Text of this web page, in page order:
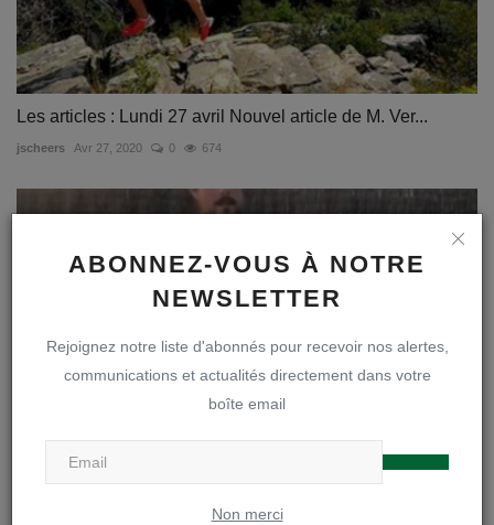
ABONNEZ-VOUS À NOTRE
NEWSLETTER
Rejoignez notre liste d'abonnés pour recevoir nos alertes,
communications et actualités directement dans votre
boîte email
Non merci
Les articles : Lundi 27 avril Nouvel article de M. Ver...
jscheers Avr 27, 2020 0 674
Les défis sportifs : Mercredi 15 avril Lancer de précis...
754